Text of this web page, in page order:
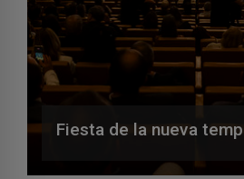
Fiesta de la nueva